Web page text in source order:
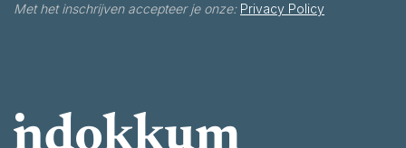
Met het inschrijven accepteer je onze: Privacy Policy